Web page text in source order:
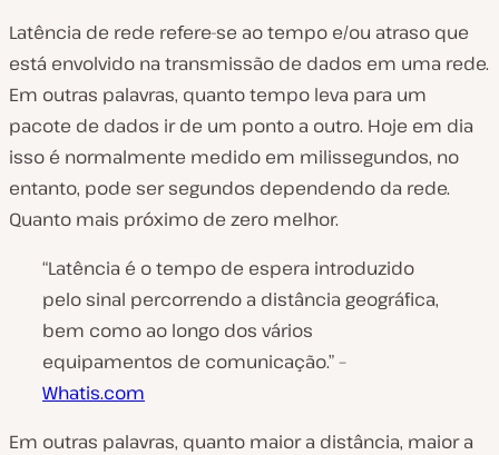
Latência de rede refere-se ao tempo e/ou atraso que
está envolvido na transmissão de dados em uma rede.
Em outras palavras, quanto tempo leva para um
pacote de dados ir de um ponto a outro. Hoje em dia
isso é normalmente medido em milissegundos, no
entanto, pode ser segundos dependendo da rede.
Quanto mais próximo de zero melhor.
“Latência é o tempo de espera introduzido
pelo sinal percorrendo a distância geográfica,
bem como ao longo dos vários
equipamentos de comunicação.” –
Whatis.com
Em outras palavras, quanto maior a distância, maior a